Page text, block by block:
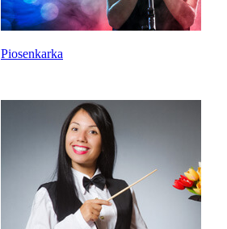
Piosenkarka